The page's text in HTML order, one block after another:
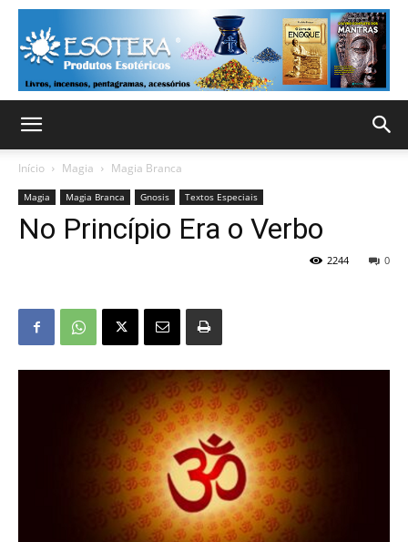
Início Magia Magia Branca
Magia Magia Branca Gnosis Textos Especiais
No Princípio Era o Verbo
0
2244